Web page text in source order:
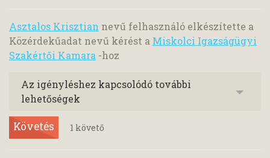
Asztalos Krisztian nevű felhasználó elkészítette a
Közérdekűadat nevű kérést a Miskolci Igazságügyi
Szakértői Kamara -hoz
Az igényléshez kapcsolódó további
lehetőségek
Követés 1 követő